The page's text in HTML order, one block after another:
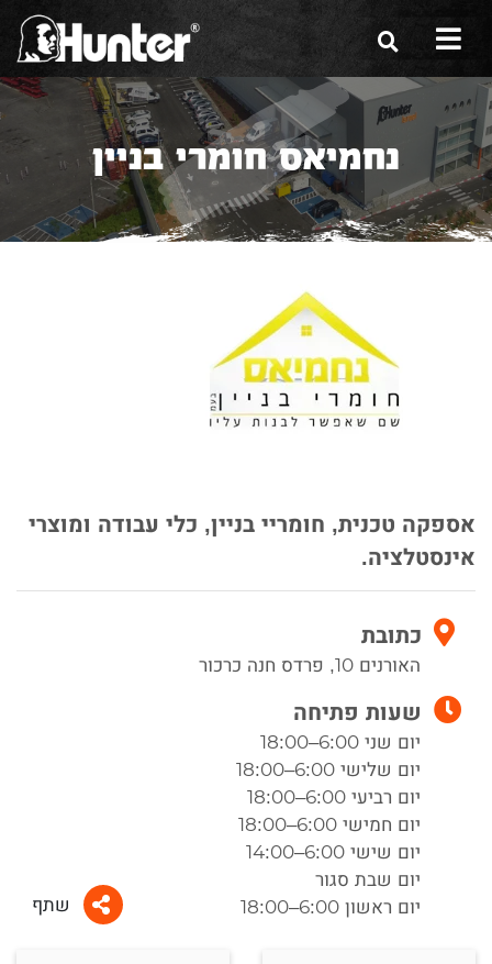
הסיפור שלנו
הכלים שלנו
תערוכות
שירות ואחריות
נחמיאס חומרי בניין
אספקה טכנית, חומריי בניין, כלי עבודה ומוצרי
אינסטלציה.
כתובת
האורנים 10, פרדס חנה כרכור
שעות פתיחה
יום שני 6:00–18:00
יום שלישי 6:00–18:00
יום רביעי 6:00–18:00
יום חמישי 6:00–18:00
יום שישי 6:00–14:00
יום שבת סגור
יום ראשון 6:00–18:00
שתף